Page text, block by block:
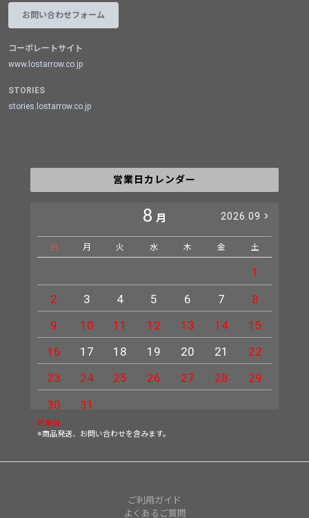
お問い合わせフォーム
コーポレートサイト
www.lostarrow.co.jp
STORIES
stories.lostarrow.co.jp
営業日カレンダー
8 月 2026.09
日 月 火 水 木 金 土
1
2
3 4 5 6 7
8
9
10 11 12 13 14
15
16
17 18 19 20 21
22
23
24 25 26 27 28
29
30
31
休業日
※商品発送、お問い合わせを含みます。
ご利用ガイド
よくあるご質問